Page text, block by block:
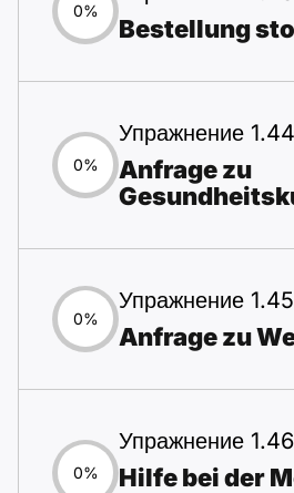
0%
Bestellung
0%
Упражнение 1.44
Anfrage zu
0%
Упражнение 1.45
Anfrage zu
0%
Упражнение 1.46
Hilfe bei der